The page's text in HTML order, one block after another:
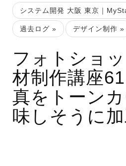
システム開発 大阪 東京｜
過去ログ » デザイン制作 »
フォトショ
材制作講座
真をトーン
味しそうに加